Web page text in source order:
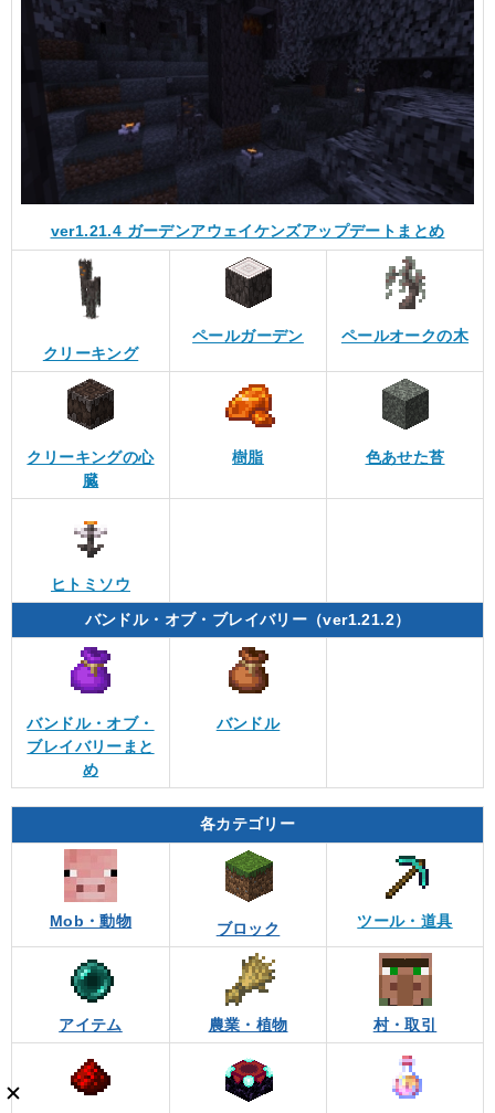
ver1.21.4 ガーデンアウェイケンズアップデートまとめ
クリーキング
ペールガーデン ペールオークの木
クリーキングの心
臓
樹脂 色あせた苔
ヒトミソウ
バンドル・オブ・ブレイバリー（ver1.21.2）
バンドル・オブ・
ブレイバリーまと
め
バンドル
各カテゴリー
Mob・動物 ブロック ツール・道具
アイテム 農業・植物 村・取引